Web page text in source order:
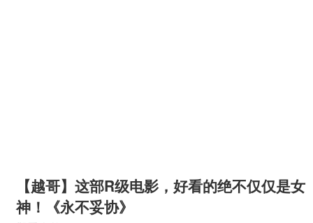
【越哥】这部R级电影，好看的绝不仅仅是女
神！《永不妥协》